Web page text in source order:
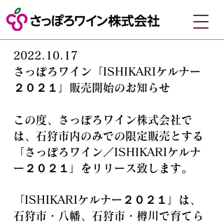
2022.10.17
さっぽろワイン「ISHIKARIケルナー
２０２１」販売開始のお知らせ
この度、さっぽろワイン株式会社で
は、石狩市内のみでの限定販売とする
「さっぽろワイン／ISHIKARIケルナ
ー２０２１」をリリース致します。
「ISHIKARIケルナー２０２１」は、
石狩市・八幡、石狩市・樽川で育てら